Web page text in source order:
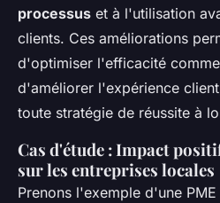
processus et à l'utilisation
clients. Ces améliorations
d'optimiser l'efficacité
d'améliorer l'expérience
toute stratégie de réussite à
Cas d'étude : Impact
sur les entreprises locales
Prenons l'exemple d'une